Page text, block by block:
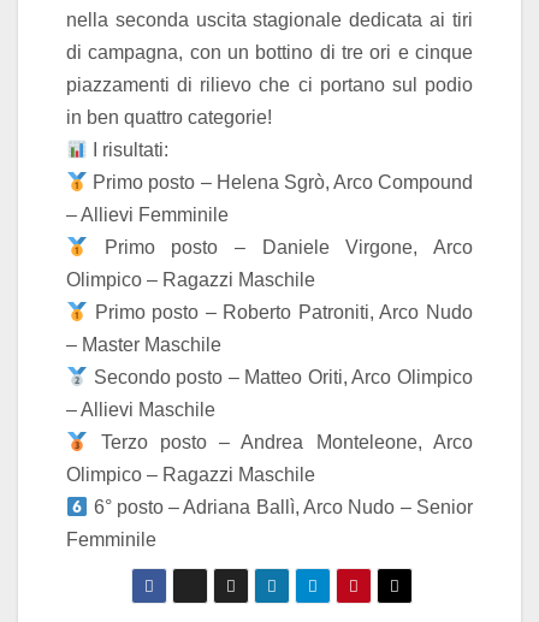
nella seconda uscita stagionale dedicata ai tiri
di campagna, con un bottino di tre ori e cinque
piazzamenti di rilievo che ci portano sul podio
in ben quattro categorie!
I risultati:
Primo posto – Helena Sgrò, Arco Compound
– Allievi Femminile
Primo posto – Daniele Virgone, Arco
Olimpico – Ragazzi Maschile
Primo posto – Roberto Patroniti, Arco Nudo
– Master Maschile
Secondo posto – Matteo Oriti, Arco Olimpico
– Allievi Maschile
Terzo posto – Andrea Monteleone, Arco
Olimpico – Ragazzi Maschile
6° posto – Adriana Ballì, Arco Nudo – Senior
Femminile